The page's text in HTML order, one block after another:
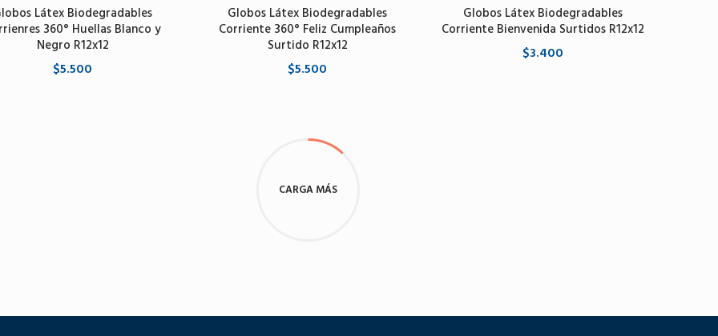
Látex Biodegradables
360° Huellas Blanco y
Negro R12x12
$5.500
Globos Látex Biodegradables
Corriente 360° Feliz Cumpleaños
Surtido R12x12
$5.500
Globos Látex Biodegradables
Corriente Bienvenida Surtidos R12x12
$3.400
CARGA MÁS